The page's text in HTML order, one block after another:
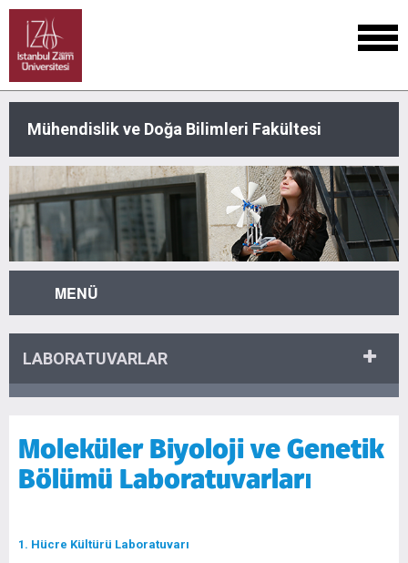
Mühendislik ve Doğa Bilimleri Fakültesi
MENÜ
LABORATUVARLAR
Moleküler Biyoloji ve Genetik
Bölümü Laboratuvarları
1. Hücre Kültürü Laboratuvarı